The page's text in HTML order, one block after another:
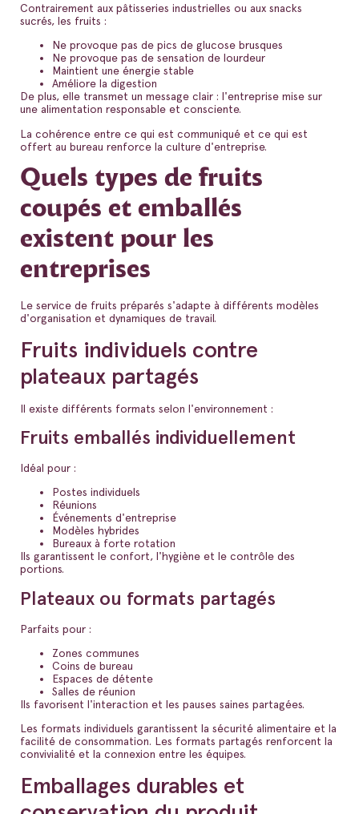
Contrairement aux pâtisseries industrielles ou aux snacks
sucrés, les fruits :
Ne provoque pas de pics de glucose brusques
Ne provoque pas de sensation de lourdeur
Maintient une énergie stable
Améliore la digestion
De plus, elle transmet un message clair : l'entreprise mise sur
une alimentation responsable et consciente.
La cohérence entre ce qui est communiqué et ce qui est
offert au bureau renforce la culture d'entreprise.
Quels types de fruits
coupés et emballés
existent pour les
entreprises
Le service de fruits préparés s'adapte à différents modèles
d'organisation et dynamiques de travail.
Fruits individuels contre
plateaux partagés
Il existe différents formats selon l'environnement :
Fruits emballés individuellement
Idéal pour :
Postes individuels
Réunions
Événements d'entreprise
Modèles hybrides
Bureaux à forte rotation
Ils garantissent le confort, l'hygiène et le contrôle des
portions.
Plateaux ou formats partagés
Parfaits pour :
Zones communes
Coins de bureau
Espaces de détente
Salles de réunion
Ils favorisent l'interaction et les pauses saines partagées.
Les formats individuels garantissent la sécurité alimentaire et la
facilité de consommation. Les formats partagés renforcent la
convivialité et la connexion entre les équipes.
Emballages durables et